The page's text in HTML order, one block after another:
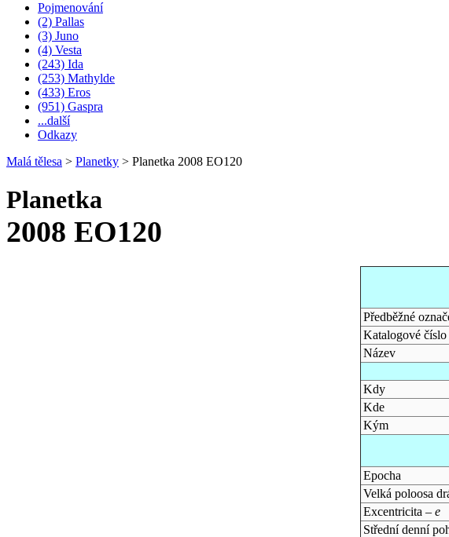
Pojmenování
(2) Pallas
(3) Juno
(4) Vesta
(243) Ida
(253) Mathylde
(433) Eros
(951) Gaspra
...další
Odkazy
Malá tělesa > Planetky > Planetka 2008 EO120
Planetka
2008 EO120
Předběžné
Katalogové číslo
Název
Kdy
Kde
Kým
Epocha
Velká poloosa
Excentricita – e
Střední denní